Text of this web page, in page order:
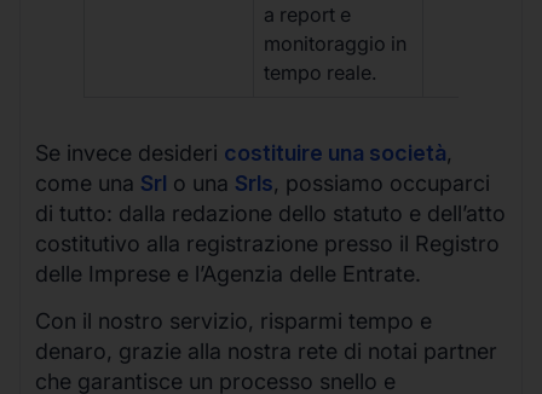
a report e
monitoraggio in
tempo reale.
Se invece desideri costituire una società,
come una Srl o una Srls, possiamo occuparci
di tutto: dalla redazione dello statuto e dell’atto
costitutivo alla registrazione presso il Registro
delle Imprese e l’Agenzia delle Entrate.
Con il nostro servizio, risparmi tempo e
denaro, grazie alla nostra rete di notai partner
che garantisce un processo snello e